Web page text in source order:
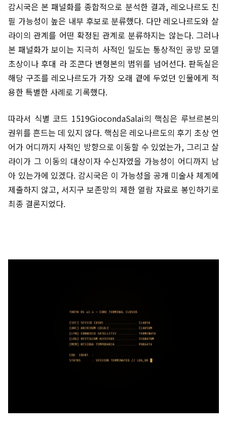
감시국은 본 패널화를 종합적으로 분석한 결과, 레오나르도 친
필 가능성이 높은 내부 후보로 분류했다. 다만 레오나르도와 살
라이의 관계를 어떤 확정된 관계로 분류하지는 않는다. 그러나
본 패널화가 보이는 지극히 사적인 밀도는 통상적인 공방 모델
초상이나 후대 라 조콘다 변형본의 범위를 넘어선다. 판독실은
해당 구조를 레오나르도가 가장 오래 곁에 두었던 인물에게 적
용한 특별한 사례로 기록했다.
따라서 식별 코드 1519GiocondaSalai의 핵심은 루브르본의
권위를 흔드는 데 있지 않다. 핵심은 레오나르도의 후기 초상 언
어가 어디까지 사적인 방향으로 이동할 수 있었는가, 그리고 살
라이가 그 이동의 대상이자 수신자였을 가능성이 어디까지 남
아 있는가에 있겠다. 감시국은 이 가능성을 공개 미술사 체계에
제출하지 않고, 서지구 보존망의 제한 열람 자료로 봉인하기로
최종 결론지었다.